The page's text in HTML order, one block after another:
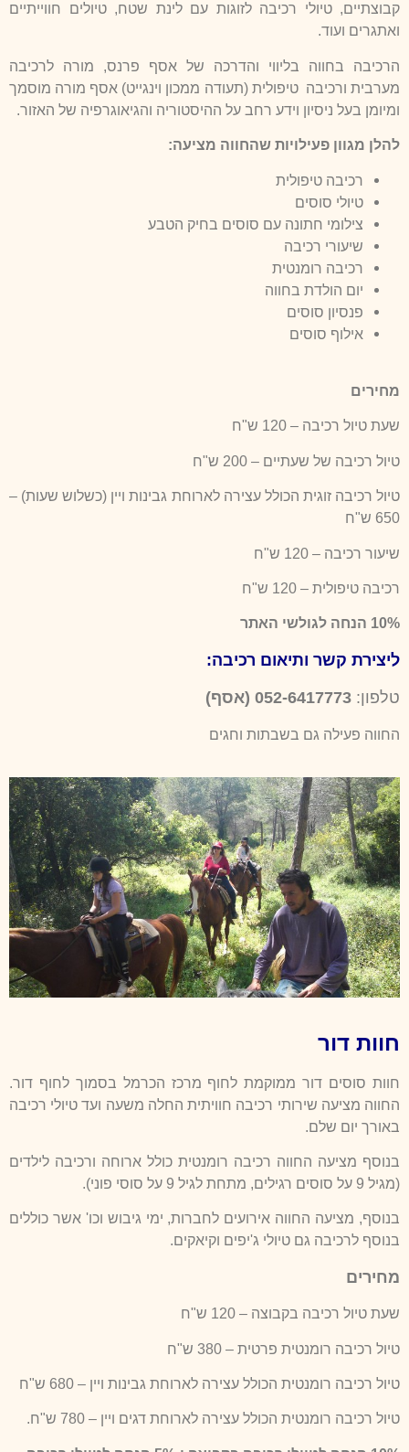
קבוצתיים, טיולי רכיבה לזוגות עם לינת שטח, טיולים חווייתיים
ואתגרים ועוד.
הרכיבה בחווה בליווי והדרכה של אסף פרנס, מורה לרכיבה
מערבית ורכיבה טיפולית (תעודה ממכון וינגייט) אסף מורה מוסמך
ומיומן בעל ניסיון וידע רחב על ההיסטוריה והגיאוגרפיה של האזור.
להלן מגוון פעילויות שהחווה מציעה:
רכיבה טיפולית
טיולי סוסים
צילומי חתונה עם סוסים בחיק הטבע
שיעורי רכיבה
רכיבה רומנטית
יום הולדת בחווה
פנסיון סוסים
אילוף סוסים
מחירים
שעת טיול רכיבה – 120 ש"ח
טיול רכיבה של שעתיים – 200 ש"ח
טיול רכיבה זוגית הכולל עצירה לארוחת גבינות ויין (כשלוש שעות) –
650 ש"ח
שיעור רכיבה – 120 ש"ח
רכיבה טיפולית – 120 ש"ח
10% הנחה לגולשי האתר
ליצירת קשר ותיאום רכיבה:
טלפון: 052-6417773 (אסף)
החווה פעילה גם בשבתות וחגים
חוות דור
חוות סוסים דור ממוקמת לחוף מרכז הכרמל בסמוך לחוף דור.
החווה מציעה שירותי רכיבה חוויתית החלה משעה ועד טיולי רכיבה
באורך יום שלם.
בנוסף מציעה החווה רכיבה רומנטית כולל ארוחה ורכיבה לילדים
(מגיל 9 על סוסים רגילים, מתחת לגיל 9 על סוסי פוני).
בנוסף, מציעה החווה אירועים לחברות, ימי גיבוש וכו' אשר כוללים
בנוסף לרכיבה גם טיולי ג'יפים וקיאקים.
מחירים
שעת טיול רכיבה בקבוצה – 120 ש"ח
טיול רכיבה רומנטית פרטית – 380 ש"ח
טיול רכיבה רומנטית הכולל עצירה לארוחת גבינות ויין – 680 ש"ח
טיול רכיבה רומנטית הכולל עצירה לארוחת דגים ויין – 780 ש"ח.